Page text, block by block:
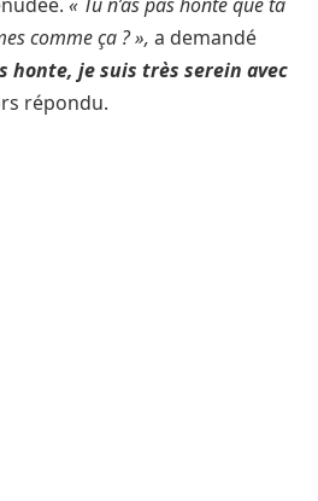
comme ça ? », a demandé
honte, je suis très serein avec
répondu.